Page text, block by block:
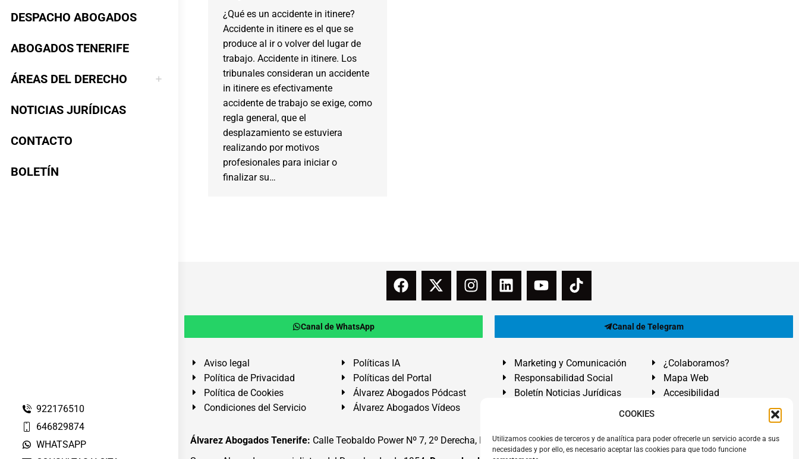
COOKIES
Utilizamos cookies de terceros y de analítica para poder ofrecerle un servicio acorde a sus
necesidades y por ello, es necesario aceptar las cookies para que todo funcione
DESPACHO ABOGADOS
ABOGADOS TENERIFE
ÁREAS DEL DERECHO
NOTICIAS JURÍDICAS
CONTACTO
BOLETÍN
922176510
646829874
WHATSAPP
¿Qué es un accidente in itinere?
Accidente in itinere es el que se
produce al ir o volver del lugar de
trabajo. Accidente in itinere. Los
tribunales consideran un accidente
in itinere es efectivamente
accidente de trabajo se exige, como
regla general, que el
desplazamiento se estuviera
realizando por motivos
profesionales para iniciar o
finalizar su…
Canal de WhatsApp Canal de Telegram
Aviso legal
Política de Privacidad
Política de Cookies
Condiciones del Servicio
Políticas IA
Políticas del Portal
Álvarez Abogados Pódcast
Álvarez Abogados Vídeos
Marketing y Comunicación
Responsabilidad Social
Boletín Noticias Jurídicas
¿Colaboramos?
Mapa Web
Accesibilidad
Álvarez Abogados Tenerife: Calle Teobaldo Power Nº 7, 2º Derecha, El Médano, Granadilla de Abona, Santa Cruz de Tenerife. Islas Canarias.